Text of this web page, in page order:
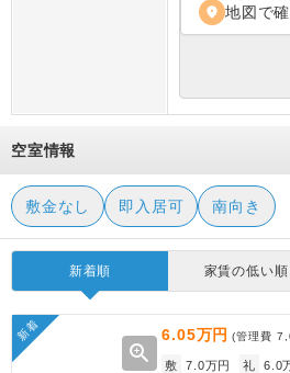
location_on 地図で
空室情報
敷金なし 即入居可 南向き
新着順 家賃の低い順
新着
zoom_in
6.05万円 (管理費
敷 7.0万円 礼 6.0